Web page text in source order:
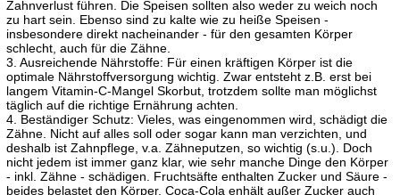
Zahnverlust führen. Die Speisen sollten also weder zu weich noch
zu hart sein. Ebenso sind zu kalte wie zu heiße Speisen -
insbesondere direkt nacheinander - für den gesamten Körper
schlecht, auch für die Zähne.
3. Ausreichende Nährstoffe: Für einen kräftigen Körper ist die
optimale Nährstoffversorgung wichtig. Zwar entsteht z.B. erst bei
langem Vitamin-C-Mangel Skorbut, trotzdem sollte man möglichst
täglich auf die richtige Ernährung achten.
4. Beständiger Schutz: Vieles, was eingenommen wird, schädigt die
Zähne. Nicht auf alles soll oder sogar kann man verzichten, und
deshalb ist Zahnpflege, v.a. Zähneputzen, so wichtig (s.u.). Doch
nicht jedem ist immer ganz klar, wie sehr manche Dinge den Körper
- inkl. Zähne - schädigen. Fruchtsäfte enthalten Zucker und Säure -
beides belastet den Körper. Coca-Cola enhält außer Zucker auch